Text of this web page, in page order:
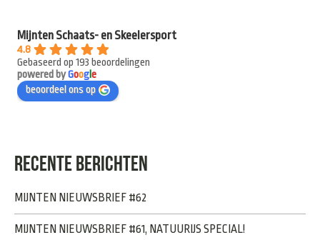
Mijnten Schaats- en Skeelersport
4.8
Gebaseerd op 193 beoordelingen
powered byGooge
beoordeel ons op
RECENTE BERICHTEN
MIJNTEN NIEUWSBRIEF #62
MIJNTEN NIEUWSBRIEF #61, NATUURIJS SPECIAL!